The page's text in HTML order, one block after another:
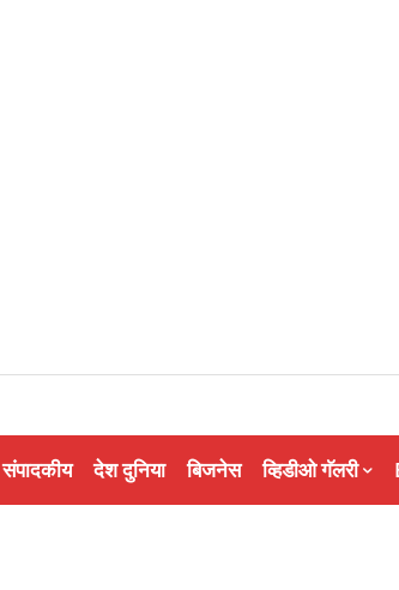
संपादकीय देश दुनिया बिजनेस व्हिडीओ गॅलरी